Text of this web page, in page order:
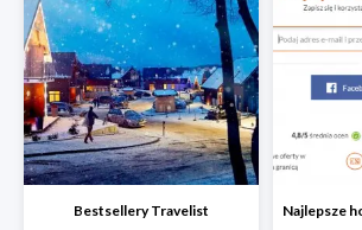
Bestsellery Travelist